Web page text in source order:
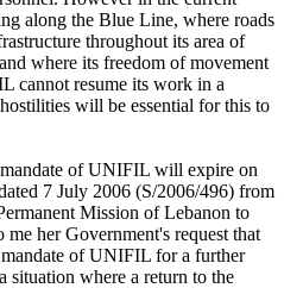
along the Blue Line, where roads
throughout its area of
where its freedom of movement
cannot resume its work in a
will be essential for this to
of UNIFIL will expire on
7 July 2006 (S/2006/496) from
Mission of Lebanon to
her Government's request that
of UNIFIL for a further
situation where a return to the